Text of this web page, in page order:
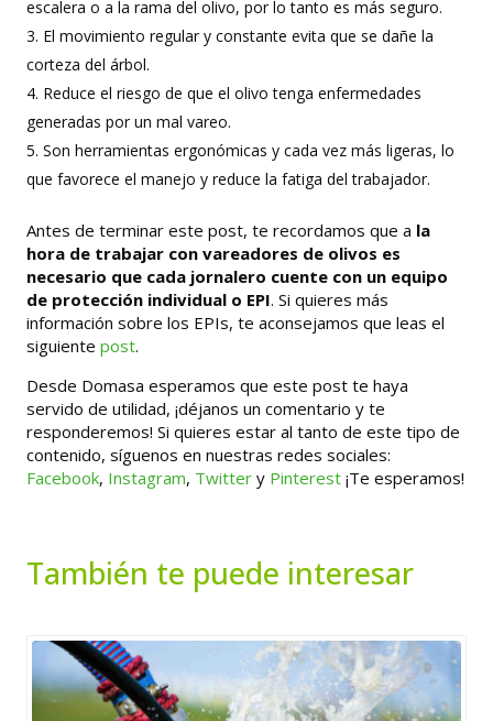
escalera o a la rama del olivo, por lo tanto es más seguro.
El movimiento regular y constante evita que se dañe la
corteza del árbol.
Reduce el riesgo de que el olivo tenga enfermedades
generadas por un mal vareo.
Son herramientas ergonómicas y cada vez más ligeras, lo
que favorece el manejo y reduce la fatiga del trabajador.
Antes de terminar este post, te recordamos que a la
hora de trabajar con vareadores de olivos es
necesario que cada jornalero cuente con un equipo
de protección individual o EPI. Si quieres más
información sobre los EPIs, te aconsejamos que leas el
siguiente post.
Desde Domasa esperamos que este post te haya
servido de utilidad, ¡déjanos un comentario y te
responderemos! Si quieres estar al tanto de este tipo de
contenido, síguenos en nuestras redes sociales:
Facebook, Instagram, Twitter y Pinterest ¡Te esperamos!
También te puede interesar